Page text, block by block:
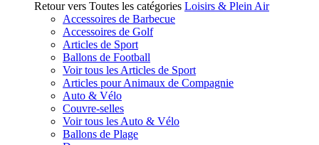
Retour vers Toutes les catégories Loisirs & Plein Air
Accessoires de Barbecue
Accessoires de Golf
Articles de Sport
Ballons de Football
Voir tous les Articles de Sport
Articles pour Animaux de Compagnie
Auto & Vélo
Couvre-selles
Voir tous les Auto & Vélo
Ballons de Plage